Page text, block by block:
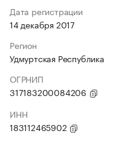
Дата регистрации
14 декабря 2017
Регион
Удмуртская Республика
ОГРНИП
317183200084206
ИНН
183112465902